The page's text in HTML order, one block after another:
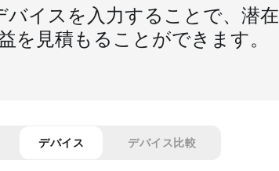
イスを入力することで、潜在
を見積もることができます。
デバイス デバイス比較